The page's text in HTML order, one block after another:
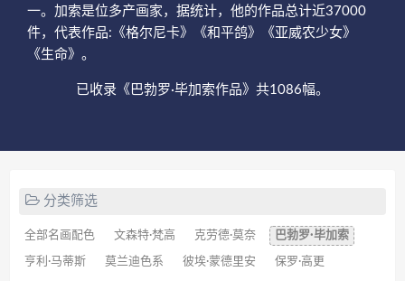
一。加索是位多产画家，据统计，他的作品总计近37000
件，代表作品:《格尔尼卡》《和平鸽》《亚威农少女》
《生命》。
已收录《巴勃罗·毕加索作品》共1086幅。
分类筛选
全部名画配色 文森特·梵高 克劳德·莫奈 巴勃罗·毕加索
亨利·马蒂斯 莫兰迪色系 彼埃·蒙德里安 保罗·高更